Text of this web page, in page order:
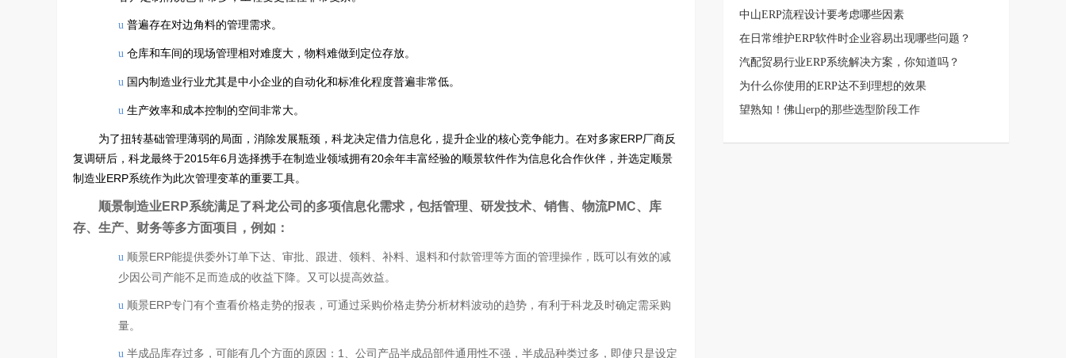
u 普遍存在对边角料的管理需求。
u 仓库和车间的现场管理相对难度大，物料难做到定位存放。
u 国内制造业行业尤其是中小企业的自动化和标准化程度普遍非常低。
u 生产效率和成本控制的空间非常大。
为了扭转基础管理薄弱的局面，消除发展瓶颈，科龙决定借力信息化，提升企业的核心竞争能力。在对多家ERP厂商反
复调研后，科龙最终于2015年6月选择携手在制造业领域拥有20余年丰富经验的顺景软件作为信息化合作伙伴，并选定顺景
制造业ERP系统作为此次管理变革的重要工具。
顺景制造业ERP系统满足了科龙公司的多项信息化需求，包括管理、研发技术、销售、物流PMC、库
存、生产、财务等多方面项目，例如：
u 顺景ERP能提供委外订单下达、审批、跟进、领料、补料、退料和付款管理等方面的管理操作，既可以有效的减
少因公司产能不足而造成的收益下降。又可以提高效益。
u 顺景ERP专门有个查看价格走势的报表，可通过采购价格走势分析材料波动的趋势，有利于科龙及时确定需采购
量。
u 半成品库存过多，可能有几个方面的原因：1、公司产品半成品部件通用性不强，半成品种类过多，即使只是设定
中山ERP流程设计要考虑哪些因素
在日常维护ERP软件时企业容易出现哪些问题？
汽配贸易行业ERP系统解决方案，你知道吗？
为什么你使用的ERP达不到理想的效果
望熟知！佛山erp的那些选型阶段工作